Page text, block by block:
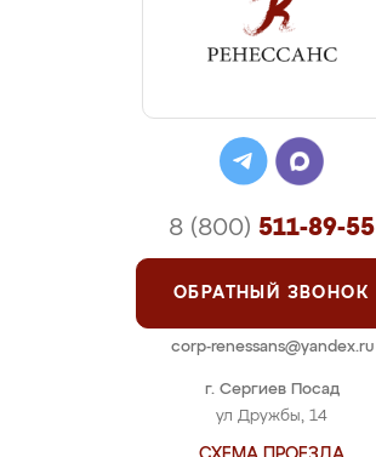
г. Сергиев Посад
ул Дружбы, 14
8 (800) 511-89-55
ОБРАТНЫЙ ЗВОНОК
corp-renessans@yandex.ru